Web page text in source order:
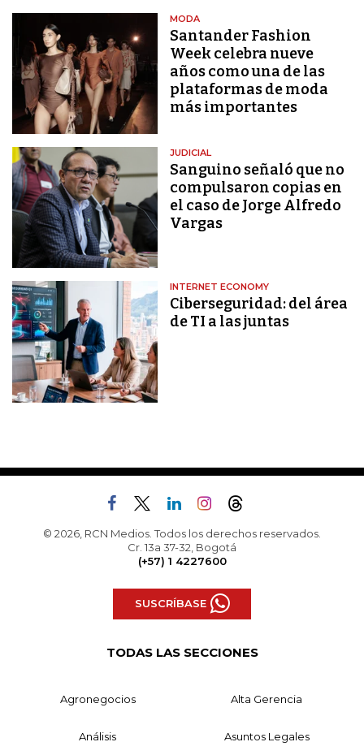
MODA
Santander Fashion
Week celebra nueve
años como una de las
plataformas de moda
más importantes
JUDICIAL
Sanguino señaló que no
compulsaron copias en
el caso de Jorge Alfredo
Vargas
INTERNET ECONOMY
Ciberseguridad: del área
de TI a las juntas
© 2026, RCN Medios. Todos los derechos reservados.
Cr. 13a 37-32, Bogotá
(+57) 1 4227600
SUSCRÍBASE
TODAS LAS SECCIONES
Agronegocios Alta Gerencia
Análisis Asuntos Legales